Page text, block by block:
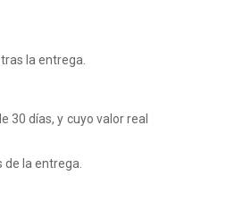
la entrega.
30 días, y cuyo valor real
la entrega.